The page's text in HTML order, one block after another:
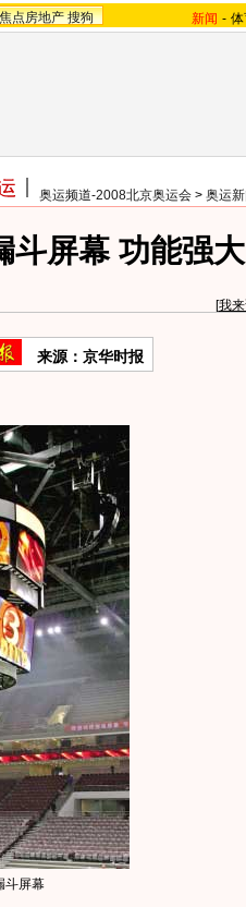
点房地产 搜狗 新闻 -
奥运频道-2008北京奥运会 > 奥运
斗屏幕 功能强
[我
来源：京华时报
斗屏幕